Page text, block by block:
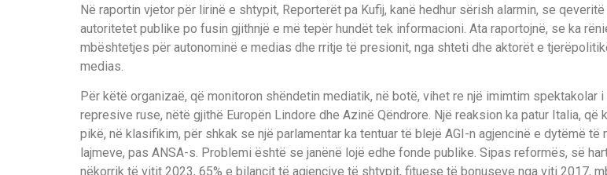
Në raportin vjetor për lirinë e shtypit, Reporterët pa Kufij, kanë hedhur sërish alarmin, se qeveritë
autoritetet publike po fusin gjithnjë e më tepër hundët tek informacioni. Ata raportojnë, se ka rë
mbështetjes për autonominë e medias dhe rritje të presionit, nga shteti dhe aktorët e tjerëpolitik
medias.
Për këtë organizaë, që monitoron shëndetin mediatik, në botë, vihet re një imimtim spektakolar i
represive ruse, nëtë gjithë Europën Lindore dhe Azinë Qëndrore. Një reaksion ka patur Italia, që
pikë, në klasifikim, për shkak se një parlamentar ka tentuar të blejë AGI-n agjencinë e dytëmë të
lajmeve, pas ANSA-s. Problemi është se janënë lojë edhe fonde publike. Sipas reformës, së
nëkorrik të vitit 2023, 65% e bilancit të agjencive të shtypit, fituese të bonuseve nga viti 2017,